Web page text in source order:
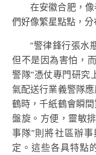
在安徽合肥，
們好像繁星點點，分
“警律鋒行張水
但不是因為害怕，
警隊”憑仗專門研究
氣配送行業義警隊
鶴時，千紙鶴會瞬
盤旋。方便，靈敏
事隊”則將社區辦
定。這些各具特點